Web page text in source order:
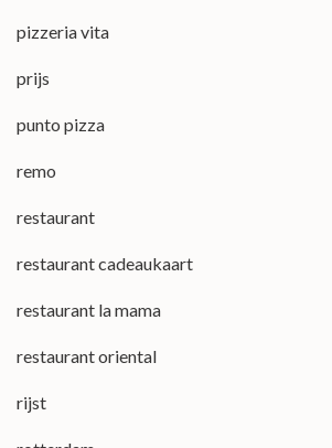
pizzeria vita
prijs
punto pizza
remo
restaurant
restaurant cadeaukaart
restaurant la mama
restaurant oriental
rijst